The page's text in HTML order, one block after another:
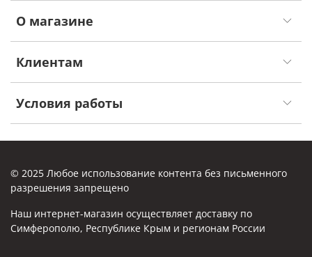
О магазине
Клиентам
Условия работы
© 2025 Любое использование контента без письменного
разрешения запрещено
Наш интернет-магазин осуществляет доставку по
Симферополю, Республике Крым и регионам России